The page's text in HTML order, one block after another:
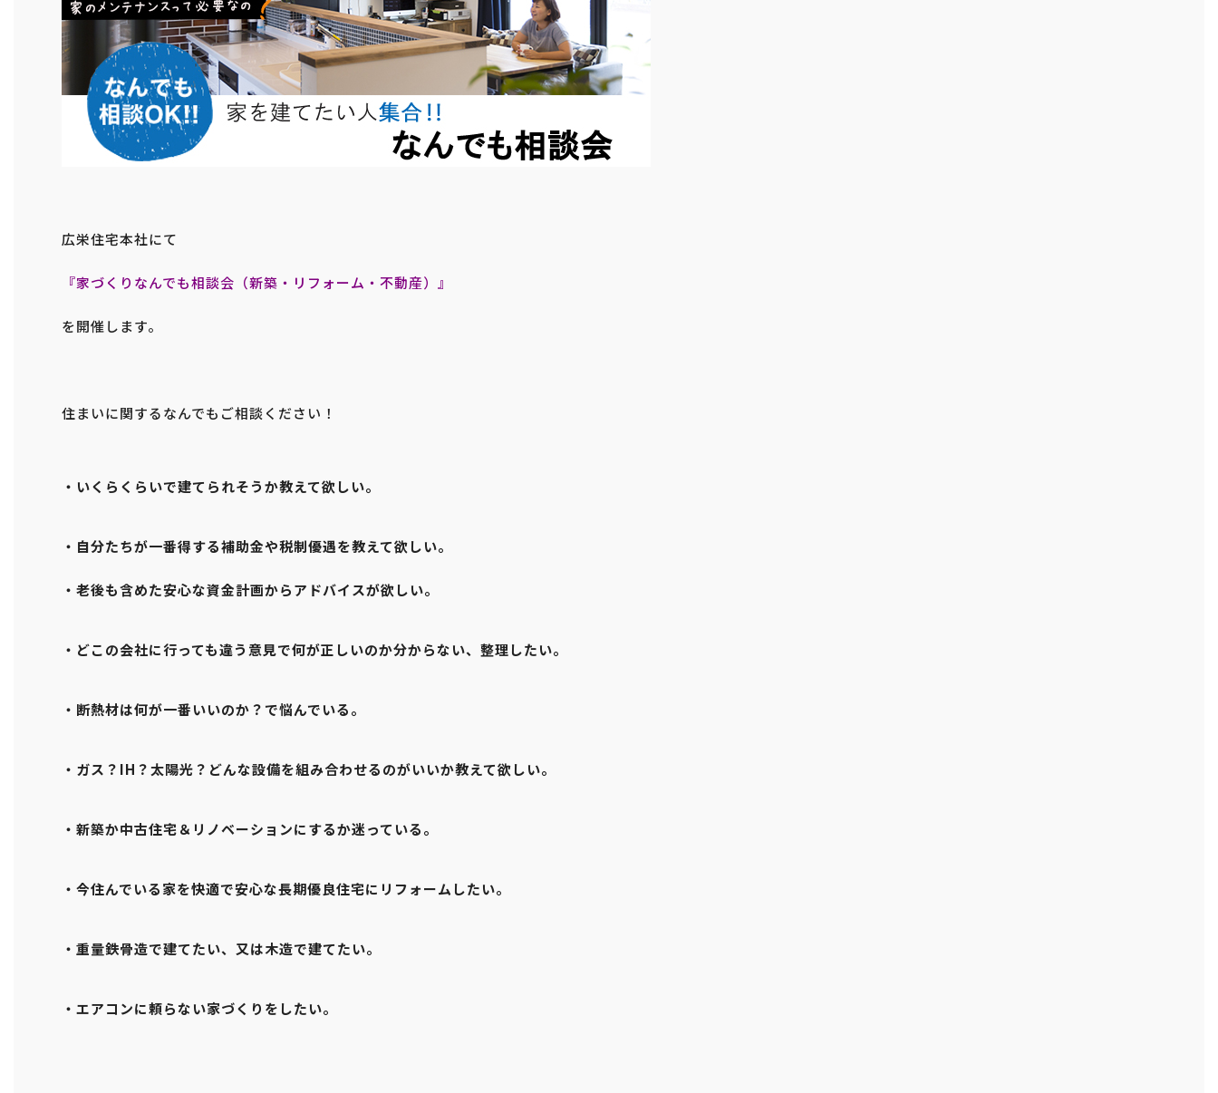
広栄住宅本社にて
『家づくりなんでも相談会（新築・リフォーム・不動産）』
を開催します。
住まいに関するなんでもご相談ください！
・いくらくらいで建てられそうか教えて欲しい。
・自分たちが一番得する補助金や税制優遇を教えて欲しい。
・老後も含めた安心な資金計画からアドバイスが欲しい。
・どこの会社に行っても違う意見で何が正しいのか分からない、整理したい。
・断熱材は何が一番いいのか？で悩んでいる。
・ガス？IH？太陽光？どんな設備を組み合わせるのがいいか教えて欲しい。
・新築か中古住宅＆リノベーションにするか迷っている。
・今住んでいる家を快適で安心な長期優良住宅にリフォームしたい。
・重量鉄骨造で建てたい、又は木造で建てたい。
・エアコンに頼らない家づくりをしたい。